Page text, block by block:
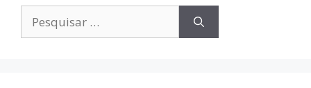
Pesquisar
por: